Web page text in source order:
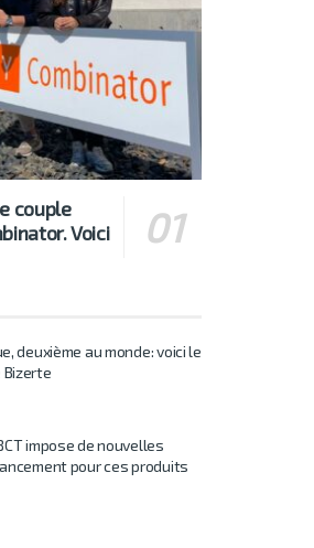
couple
Voici
deuxième au monde: voici le
Bizerte
impose de nouvelles
pour ces produits